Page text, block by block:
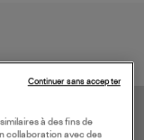
à des fins de
collaboration avec des
Continuer sans accepter